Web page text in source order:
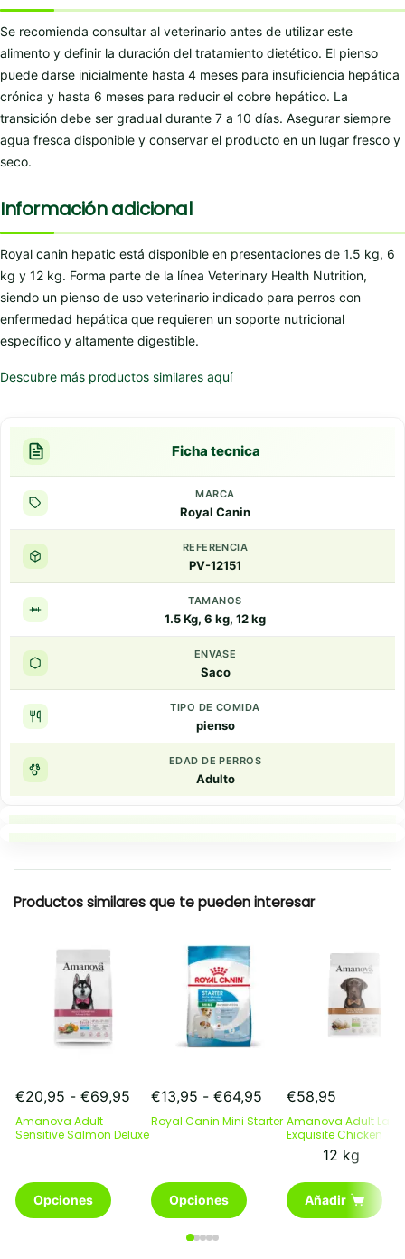
Se recomienda consultar al veterinario antes de utilizar este
alimento y definir la duración del tratamiento dietético. El pienso
puede darse inicialmente hasta 4 meses para insuficiencia hepática
crónica y hasta 6 meses para reducir el cobre hepático. La
transición debe ser gradual durante 7 a 10 días. Asegurar siempre
agua fresca disponible y conservar el producto en un lugar fresco y
seco.
Información adicional
Royal canin hepatic está disponible en presentaciones de 1.5 kg, 6
kg y 12 kg. Forma parte de la línea Veterinary Health Nutrition,
siendo un pienso de uso veterinario indicado para perros con
enfermedad hepática que requieren un soporte nutricional
específico y altamente digestible.
Descubre más productos similares aquí
Ficha tecnica
MARCA
Royal Canin
REFERENCIA
PV-12151
TAMANOS
1.5 Kg, 6 kg, 12 kg
ENVASE
Saco
TIPO DE COMIDA
pienso
EDAD DE PERROS
Adulto
Productos similares que te pueden interesar
€20,95 - €69,95 Rango
precios:
hasta
€69,95
Amanova Adult
Sensitive Salmon Deluxe
Opciones
Este
producto
€13,95 - €64,95 Rango
de
precios:
hasta
€64,95
Royal Canin Mini Starter
Opciones
Este
producto
múltiples
€58,95
Amanova Adult
Exquisite Chicken
12 kg
Añadir